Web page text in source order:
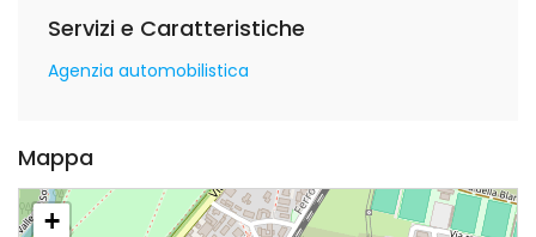
Servizi e Caratteristiche
Agenzia automobilistica
Mappa
+